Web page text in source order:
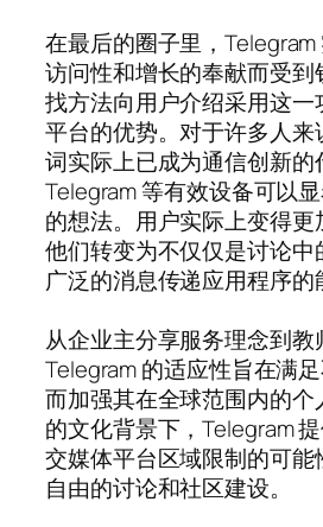
在最后的圈子里，
访问性和增长的奉献而受
找方法向用户介绍采用这一
平台的优势。对于许多人来
词实际上已成为通信创新的
Telegram 等有效设备可以
的想法。用户实际上变得
他们转变为不仅仅是讨论中
广泛的消息传递应用程序的
从企业主分享服务理念到教
Telegram 的适应性旨在满
而加强其在全球范围内的个
的文化背景下，Telegram
交媒体平台区域限制的可能
自由的讨论和社区建设。